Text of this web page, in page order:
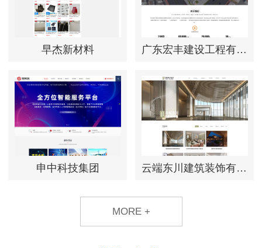
早杰新材料 广东宏丰建设工程有限公司
申中科技集团 云端东川建筑装饰有限公司
MORE +